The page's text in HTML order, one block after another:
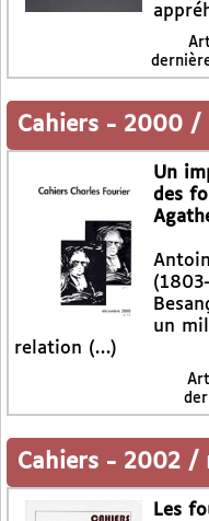
Cahiers - 2000 /
Un
des
un
relation (…)
Cahiers - 2002 /
Les